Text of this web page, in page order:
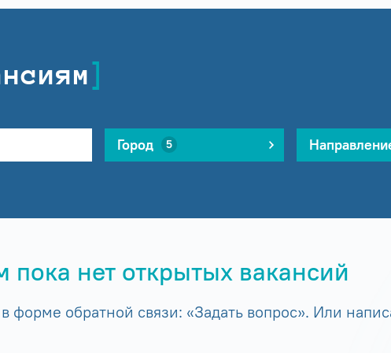
Город 5
нет открытых вакансий
обратной связи: «Задать вопрос». Или